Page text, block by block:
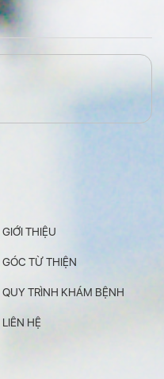
GIỚI THIỆU
GÓC TỪ THIỆN
QUY TRÌNH KHÁM BỆNH
LIÊN HỆ